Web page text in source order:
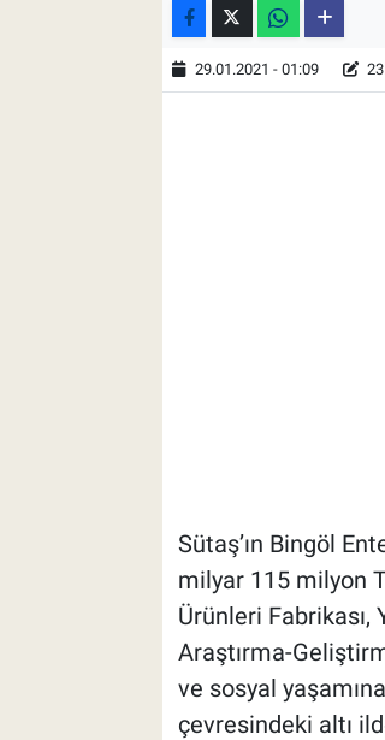
29.01.2021 - 01:09
Sütaş’ın Bingöl
milyar 115 milyon
Ürünleri Fabrikası,
Araştırma-
ve sosyal
çevresindeki altı